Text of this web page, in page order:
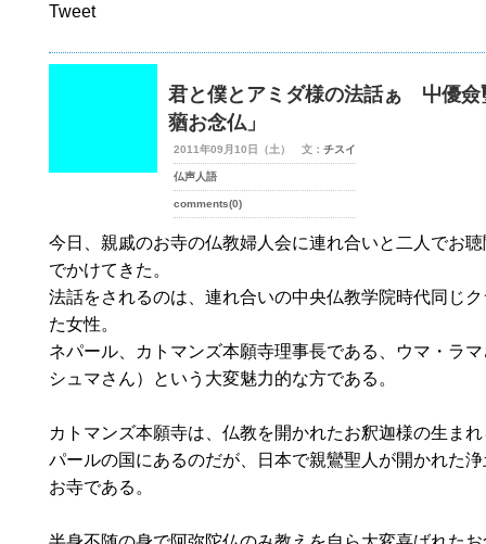
Tweet
君と僕とアミダ様の法話ぁ 屮優僉
蕕お念仏」
2011年09月10日（土） 文： チスイ
仏声人語
comments(0)
今日、親戚のお寺の仏教婦人会に連れ合いと二人でお
でかけてきた。
法話をされるのは、連れ合いの中央仏教学院時代同じ
た女性。
ネパール、カトマンズ本願寺理事長である、ウマ・ラ
シュマさん）という大変魅力的な方である。
カトマンズ本願寺は、仏教を開かれたお釈迦様の生ま
パールの国にあるのだが、日本で親鸞聖人が開かれた
お寺である。